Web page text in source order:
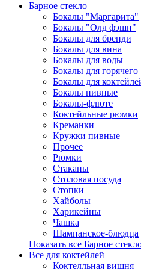
Барное стекло
Бокалы "Маргарита"
Бокалы "Олд фэшн"
Бокалы для бренди
Бокалы для вина
Бокалы для воды
Бокалы для
Бокалы для
Бокалы пивные
Бокалы-флюте
Коктейльные рюмки
Креманки
Кружки пивные
Прочее
Рюмки
Стаканы
Столовая посуда
Стопки
Хайболы
Харикейны
Чашка
Шампанское-блюдца
Показать все Барное
Все для коктейлей
Коктелльная вишня